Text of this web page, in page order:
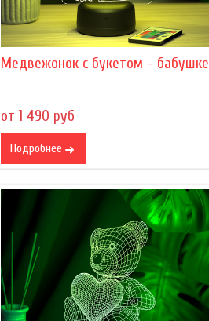
Медвежонок с букетом - бабушке
от 1 490 руб
Подробнее